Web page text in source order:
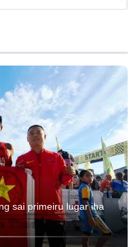
sai primeiru lugar iha